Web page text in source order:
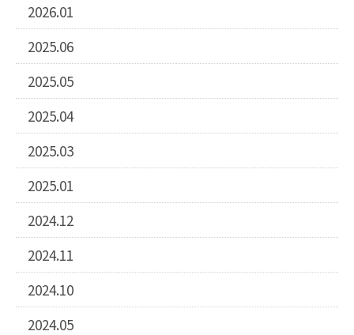
2026.01
2025.06
2025.05
2025.04
2025.03
2025.01
2024.12
2024.11
2024.10
2024.05